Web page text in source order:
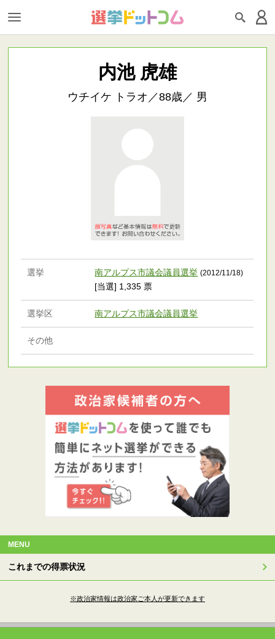
内池 虎雄
ウチイケ トラオ／88歳／ 男
選挙 南アルプス市議会議員選挙 (2012/11/18)
[当選] 1,335 票
選挙区 南アルプス市議会議員選挙
その他
MENU
これまでの得票状況
※政治家情報は政治家ご本人が更新できます